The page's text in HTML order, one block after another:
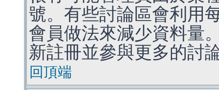
號。有些討論區會利用
會員做法來減少資料量
新註冊並參與更多的討
回頂端